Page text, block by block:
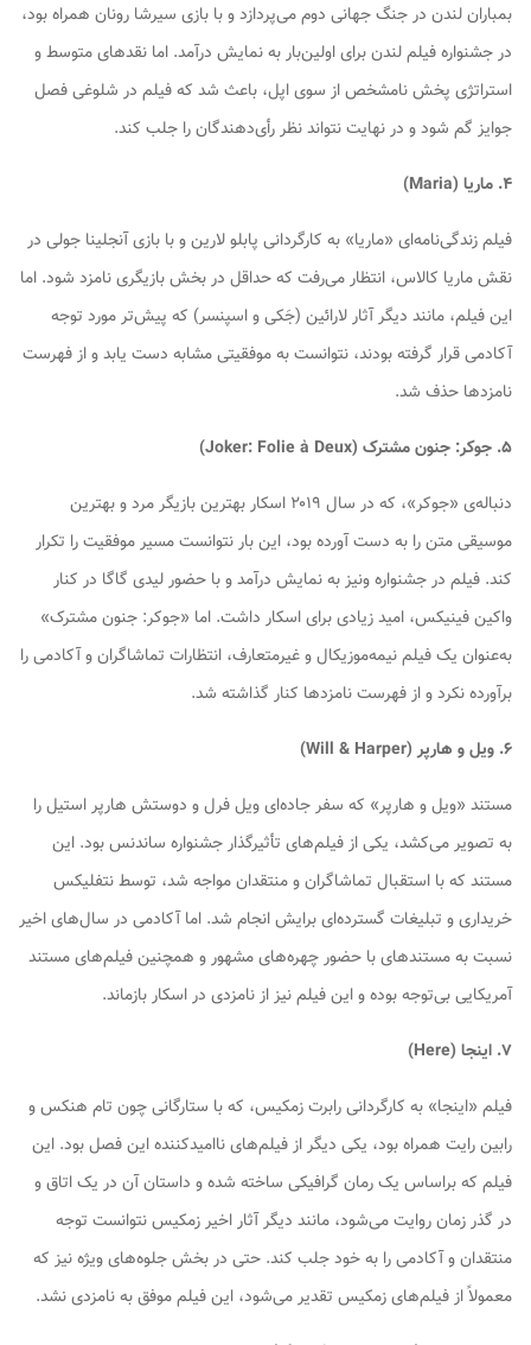
بمباران لندن در جنگ جهانی دوم می‌پردازد و با بازی سیرشا رونان همراه بود،
در جشنواره فیلم لندن برای اولین‌بار به نمایش درآمد. اما نقدهای متوسط و
استراتژی پخش نامشخص از سوی اپل، باعث شد که فیلم در شلوغی فصل
جوایز گم شود و در نهایت نتواند نظر رأی‌دهندگان را جلب کند.
۴. ماریا (Maria)
فیلم زندگی‌نامه‌ای «ماریا» به کارگردانی پابلو لارین و با بازی آنجلینا جولی در
نقش ماریا کالاس، انتظار می‌رفت که حداقل در بخش بازیگری نامزد شود. اما
این فیلم، مانند دیگر آثار لارائین (جَکی و اسپنسر) که پیش‌تر مورد توجه
آکادمی قرار گرفته بودند، نتوانست به موفقیتی مشابه دست یابد و از فهرست
نامزدها حذف شد.
۵. جوکر: جنون مشترک (Joker: Folie à Deux)
دنباله‌ی «جوکر»، که در سال ۲۰۱۹ اسکار بهترین بازیگر مرد و بهترین
موسیقی متن را به دست آورده بود، این بار نتوانست مسیر موفقیت را تکرار
کند. فیلم در جشنواره ونیز به نمایش درآمد و با حضور لیدی گاگا در کنار
واکین فینیکس، امید زیادی برای اسکار داشت. اما «جوکر: جنون مشترک»
به‌عنوان یک فیلم نیمه‌موزیکال و غیرمتعارف، انتظارات تماشاگران و آکادمی را
برآورده نکرد و از فهرست نامزدها کنار گذاشته شد.
۶. ویل و هارپر (Will & Harper)
مستند «ویل و هارپر» که سفر جاده‌ای ویل فرل و دوستش هارپر استیل را
به تصویر می‌کشد، یکی از فیلم‌های تأثیرگذار جشنواره ساندنس بود. این
مستند که با استقبال تماشاگران و منتقدان مواجه شد، توسط نتفلیکس
خریداری و تبلیغات گسترده‌ای برایش انجام شد. اما آکادمی در سال‌های اخیر
نسبت به مستندهای با حضور چهره‌های مشهور و همچنین فیلم‌های مستند
آمریکایی بی‌توجه بوده و این فیلم نیز از نامزدی در اسکار بازماند.
۷. اینجا (Here)
فیلم «اینجا» به کارگردانی رابرت زمکیس، که با ستارگانی چون تام هنکس و
رابین رایت همراه بود، یکی دیگر از فیلم‌های ناامیدکننده این فصل بود. این
فیلم که براساس یک رمان گرافیکی ساخته شده و داستان آن در یک اتاق و
در گذر زمان روایت می‌شود، مانند دیگر آثار اخیر زمکیس نتوانست توجه
منتقدان و آکادمی را به خود جلب کند. حتی در بخش جلوه‌های ویژه نیز که
معمولاً از فیلم‌های زمکیس تقدیر می‌شود، این فیلم موفق به نامزدی نشد.